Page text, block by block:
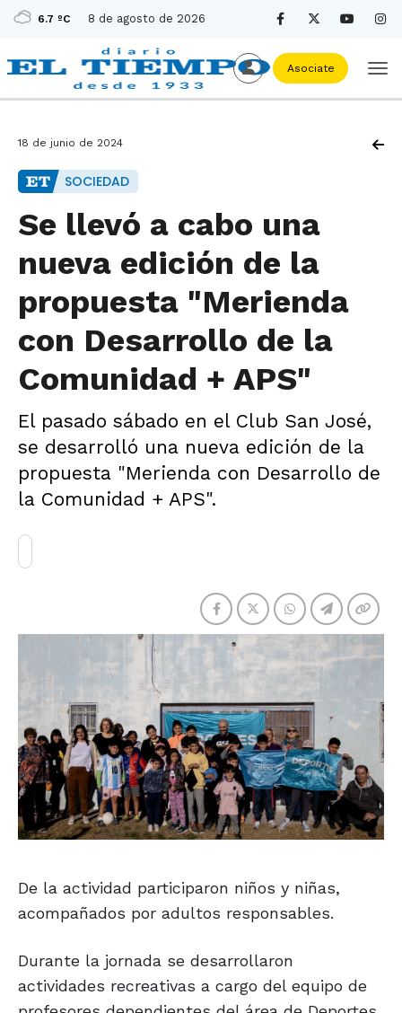
6.7 ºC 8 de agosto de 2026
Asociate
18 de junio de 2024
SOCIEDAD
Se llevó a cabo una
nueva edición de la
propuesta "Merienda
con Desarrollo de la
Comunidad + APS"
El pasado sábado en el Club San José,
se desarrolló una nueva edición de la
propuesta "Merienda con Desarrollo de
la Comunidad + APS".
De la actividad participaron niños y niñas,
acompañados por adultos responsables.
Durante la jornada se desarrollaron
actividades recreativas a cargo del equipo de